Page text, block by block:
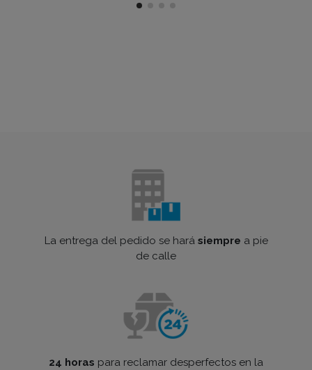
La entrega del pedido se hará siempre a pie
de calle
24 horas para reclamar desperfectos en la